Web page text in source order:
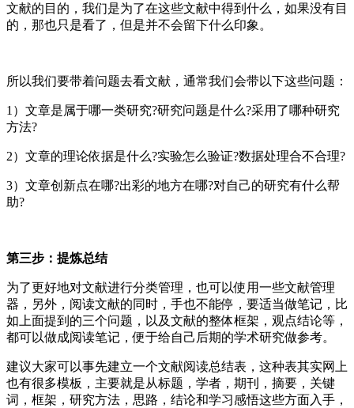
文献的目的，我们是为了在这些文献中得到什么，如果没有目
的，那也只是看了，但是并不会留下什么印象。
所以我们要带着问题去看文献，通常我们会带以下这些问题：
1）文章是属于哪一类研究?研究问题是什么?采用了哪种研究
方法?
2）文章的理论依据是什么?实验怎么验证?数据处理合不合理?
3）文章创新点在哪?出彩的地方在哪?对自己的研究有什么帮
助?
第三步：提炼总结
为了更好地对文献进行分类管理，也可以使用一些文献管理
器，另外，阅读文献的同时，手也不能停，要适当做笔记，比
如上面提到的三个问题，以及文献的整体框架，观点结论等，
都可以做成阅读笔记，便于给自己后期的学术研究做参考。
建议大家可以事先建立一个文献阅读总结表，这种表其实网上
也有很多模板，主要就是从标题，学者，期刊，摘要，关键
词，框架，研究方法，思路，结论和学习感悟这些方面入手，